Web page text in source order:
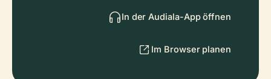
In der Audiala-App öffnen
Im Browser planen